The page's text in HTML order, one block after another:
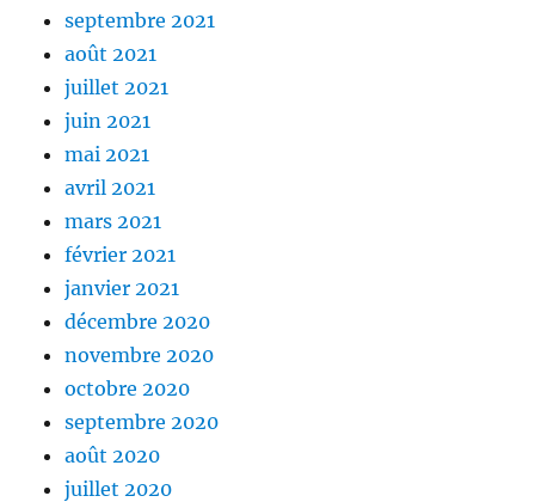
septembre 2021
août 2021
juillet 2021
juin 2021
mai 2021
avril 2021
mars 2021
février 2021
janvier 2021
décembre 2020
novembre 2020
octobre 2020
septembre 2020
août 2020
juillet 2020